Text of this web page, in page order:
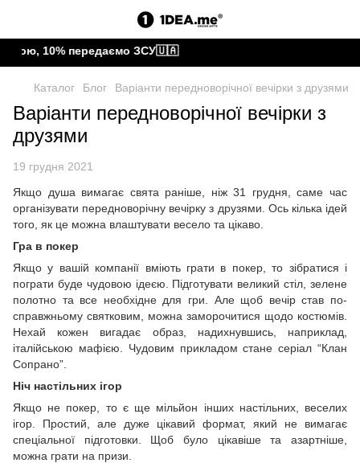
10% передаємо ЗСУ🇺🇦
Каталог Блог Варіанти передноворічної вечірки з друзями
Варіанти передноворічної вечірки з
друзями
19 грудня 2021
Якщо душа вимагає свята раніше, ніж 31 грудня, саме час
організувати передноворічну вечірку з друзями. Ось кілька ідей
того, як це можна влаштувати весело та цікаво.
Гра в покер
Якщо у вашій компанії вміють грати в покер, то зібратися і
пограти буде чудовою ідеєю. Підготувати великий стіл, зелене
полотно та все необхідне для гри. Але щоб вечір став по-
справжньому святковим, можна заморочитися щодо костюмів.
Нехай кожен вигадає образ, надихнувшись, наприклад,
італійською мафією. Чудовим прикладом стане серіал “Клан
Сопрано”.
Ніч настільних ігор
Якщо не покер, то є ще мільйон інших настільних, веселих
ігор. Простий, але дуже цікавий формат, який не вимагає
спеціальної підготовки. Щоб було цікавіше та азартніше,
можна грати на призи.